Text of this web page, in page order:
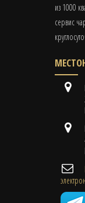
из 1000
сервис